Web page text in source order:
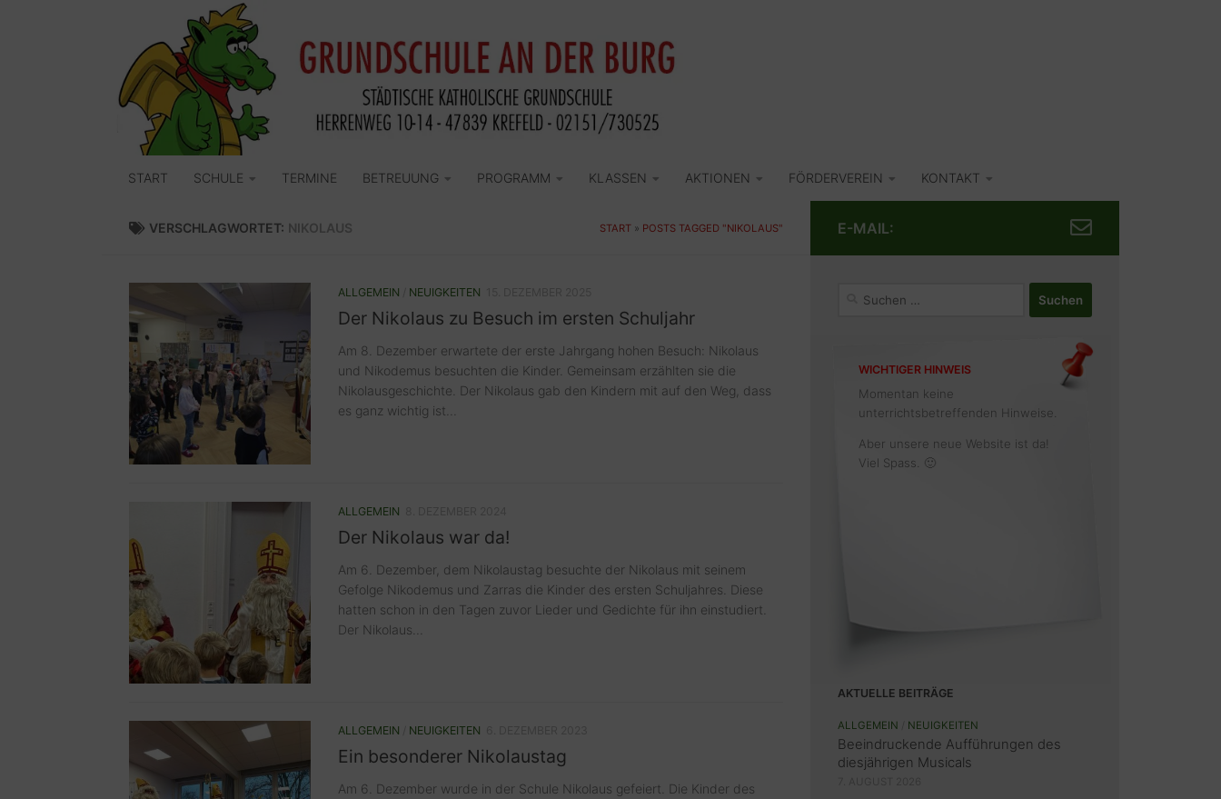
START SCHULE TERMINE BETREUUNG PROGRAMM KLASSEN AKTIONEN FÖRDERVEREIN KONTAKT
VERSCHLAGWORTET: NIKOLAUS START » POSTS TAGGED "NIKOLAUS"
ALLGEMEIN NEUIGKEITEN
Der Nikolaus zu Besuch im ersten Schuljahr
Am 8. Dezember erwartete der erste Jahrgang hohen Besuch: Nikolaus
und Nikodemus besuchten die Kinder. Gemeinsam erzählten sie die
Nikolausgeschichte. Der Nikolaus gab den Kindern mit auf den Weg, dass
es ganz wichtig ist...
ALLGEMEIN
Der Nikolaus war da!
Am 6. Dezember, dem Nikolaustag besuchte der Nikolaus mit seinem
Gefolge Nikodemus und Zarras die Kinder des ersten Schuljahres. Diese
hatten schon in den Tagen zuvor Lieder und Gedichte für ihn einstudiert.
Der Nikolaus...
ALLGEMEIN NEUIGKEITEN
Ein besonderer Nikolaustag
Am 6. Dezember wurde in der Schule Nikolaus gefeiert. Die Kinder des
E-MAIL:
WICHTIGER HINWEIS
Momentan keine
unterrichtsbetreffenden Hinweise.
Aber unsere neue Website ist da!
Viel Spass. 🙂
AKTUELLE BEITRÄGE
ALLGEMEIN NEUIGKEITEN
Beeindruckende Aufführungen des
diesjährigen Musicals